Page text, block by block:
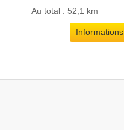
Au total : 52,1 km
Informations